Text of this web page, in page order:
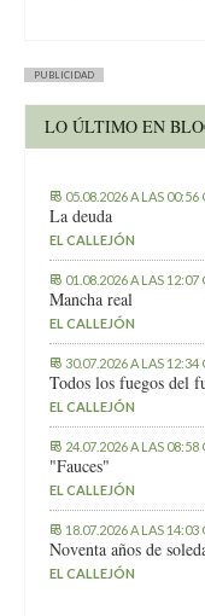
PUBLICIDAD
LO ÚLTIMO EN
05.08.2026 A LAS 00:56
La deuda
EL CALLEJÓN
01.08.2026 A LAS 12:07
Mancha real
EL CALLEJÓN
30.07.2026 A LAS 12:34
Todos los fuegos del
EL CALLEJÓN
24.07.2026 A LAS 08:58
"Fauces"
EL CALLEJÓN
18.07.2026 A LAS 14:03
Noventa años de
EL CALLEJÓN